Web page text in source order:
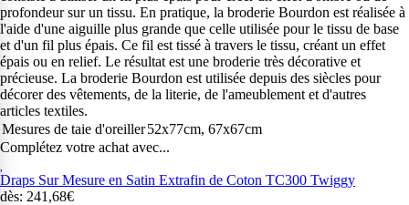
profondeur sur un tissu. En pratique, la broderie Bourdon est réalisée à
l'aide d'une aiguille plus grande que celle utilisée pour le tissu de base
et d'un fil plus épais. Ce fil est tissé à travers le tissu, créant un effet
épais ou en relief. Le résultat est une broderie très décorative et
précieuse. La broderie Bourdon est utilisée depuis des siècles pour
décorer des vêtements, de la literie, de l'ameublement et d'autres
articles textiles.
Mesures de taie d'oreiller52x77cm, 67x67cm
Complétez votre achat avec...
Draps Sur Mesure en Satin Extrafin de Coton TC300 Twiggy
dès: 241,68€